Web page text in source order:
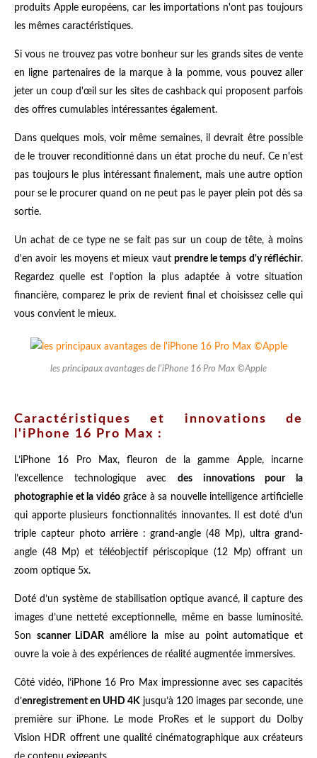
produits Apple européens, car les importations n'ont pas toujours
les mêmes caractéristiques.
Si vous ne trouvez pas votre bonheur sur les grands sites de vente
en ligne partenaires de la marque à la pomme, vous pouvez aller
jeter un coup d'œil sur les sites de cashback qui proposent parfois
des offres cumulables intéressantes également.
Dans quelques mois, voir même semaines, il devrait être possible
de le trouver reconditionné dans un état proche du neuf. Ce n'est
pas toujours le plus intéressant finalement, mais une autre option
pour se le procurer quand on ne peut pas le payer plein pot dès sa
sortie.
Un achat de ce type ne se fait pas sur un coup de tête, à moins
d'en avoir les moyens et mieux vaut prendre le temps d'y réfléchir.
Regardez quelle est l'option la plus adaptée à votre situation
financière, comparez le prix de revient final et choisissez celle qui
vous convient le mieux.
les principaux avantages de l'iPhone 16 Pro Max ©Apple
Caractéristiques et innovations de
l'iPhone 16 Pro Max :
L’iPhone 16 Pro Max, fleuron de la gamme Apple, incarne
l’excellence technologique avec des innovations pour la
photographie et la vidéogrâce à sa nouvelle intelligence artificielle
qui apporte plusieurs fonctionnalités innovantes. Il est doté d’un
triple capteur photo arrière : grand-angle (48 Mp), ultra grand-
angle (48 Mp) et téléobjectif périscopique (12 Mp) offrant un
zoom optique 5x.
Doté d’un système de stabilisation optique avancé, il capture des
images d’une netteté exceptionnelle, même en basse luminosité.
Son scanner LiDAR améliore la mise au point automatique et
ouvre la voie à des expériences de réalité augmentée immersives.
Côté vidéo, l’iPhone 16 Pro Max impressionne avec ses capacités
d’enregistrement en UHD 4K jusqu’à 120 images par seconde, une
première sur iPhone. Le mode ProRes et le support du Dolby
Vision HDR offrent une qualité cinématographique aux créateurs